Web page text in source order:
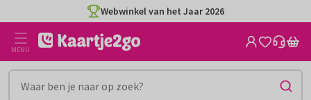
naar
inhoud
Webwinkel van het Jaar 2026
MENU